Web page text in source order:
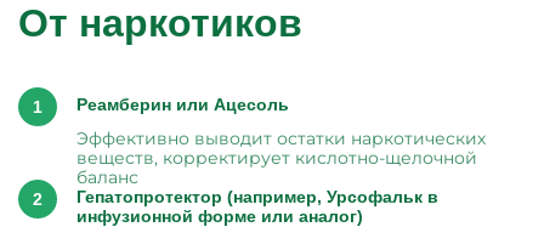
От наркотиков
Реамберин или Ацесоль
Эффективно выводит остатки наркотических
веществ, корректирует кислотно-щелочной
баланс
Гепатопротектор (например, Урсофальк в
инфузионной форме или аналог)